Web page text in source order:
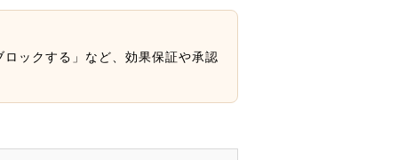
ックする」など、効果保証や承認